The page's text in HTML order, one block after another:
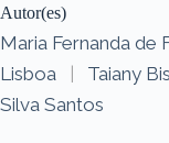
Autor(es)
Maria Fernanda de
Lisboa
|
Taiany
Silva Santos